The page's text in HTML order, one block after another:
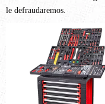
le defraudaremos.